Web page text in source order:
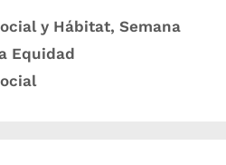
y Hábitat,Semana
Equidad